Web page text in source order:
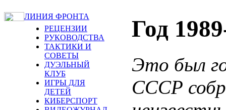
ЛИНИЯ ФРОНТА
РЕЦЕНЗИИ
РУКОВОДСТВА
ТАКТИКИ И
СОВЕТЫ
ДУЭЛЬНЫЙ
КЛУБ
ИГРЫ ДЛЯ
ДЕТЕЙ
КИБЕРСПОРТ
Год
Это был
СССР